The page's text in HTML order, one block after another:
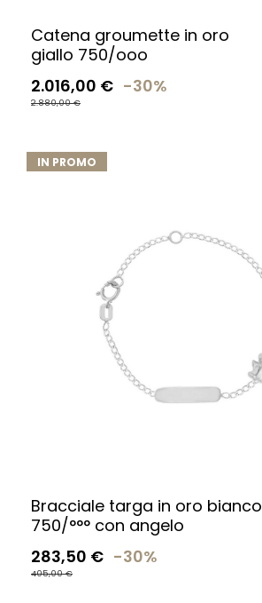
Catena groumette in oro
giallo 750/ooo
2.016,00 € -30%
2.880,00 €
IN PROMO
Bracciale targa in oro bianco
750/°°° con angelo
283,50 € -30%
405,00 €